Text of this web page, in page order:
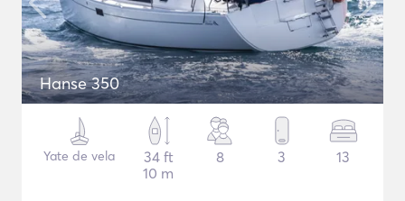
Hanse 350
Yate de vela
34 ft
10 m
8 3 13